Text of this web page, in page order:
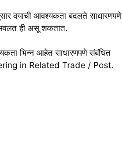
वयाची आवश्यकता बदलते साधारणपणे
सवलत ही असू शकतात.
भिन्न आहेत साधारणपणे संबंधित
in Related Trade / Post.